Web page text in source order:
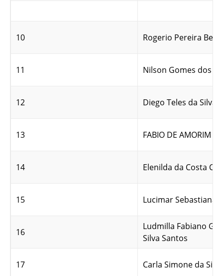
10 Rogerio Pereira
11 Nilson Gomes dos
12 Diego Teles da Silva
13 FABIO DE AMORIM
14 Elenilda da Costa
15 Lucimar Sebastiana
16
Ludmilla Fabiano
Silva Santos
17 Carla Simone da Silva